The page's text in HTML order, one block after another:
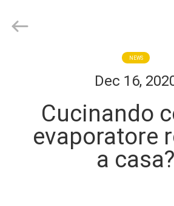
PRODOTTI
VIDEO
Lanphan
Industry
NEWS
Dec 16,
Cucinando
evaporatore
a casa?